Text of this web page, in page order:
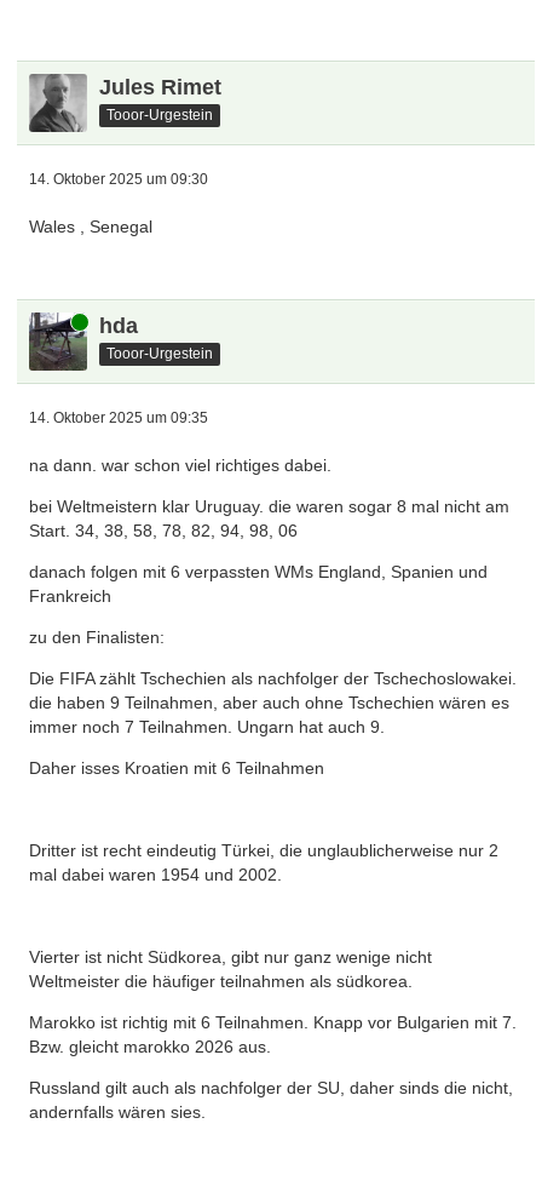
Jules Rimet
Tooor-Urgestein
14. Oktober 2025 um 09:30
Wales , Senegal
Online hda
Tooor-Urgestein
14. Oktober 2025 um 09:35
na dann. war schon viel richtiges dabei.
bei Weltmeistern klar Uruguay. die waren sogar 8 mal nicht am
Start. 34, 38, 58, 78, 82, 94, 98, 06
danach folgen mit 6 verpassten WMs England, Spanien und
Frankreich
zu den Finalisten:
Die FIFA zählt Tschechien als nachfolger der Tschechoslowakei.
die haben 9 Teilnahmen, aber auch ohne Tschechien wären es
immer noch 7 Teilnahmen. Ungarn hat auch 9.
Daher isses Kroatien mit 6 Teilnahmen
Dritter ist recht eindeutig Türkei, die unglaublicherweise nur 2
mal dabei waren 1954 und 2002.
Vierter ist nicht Südkorea, gibt nur ganz wenige nicht
Weltmeister die häufiger teilnahmen als südkorea.
Marokko ist richtig mit 6 Teilnahmen. Knapp vor Bulgarien mit 7.
Bzw. gleicht marokko 2026 aus.
Russland gilt auch als nachfolger der SU, daher sinds die nicht,
andernfalls wären sies.